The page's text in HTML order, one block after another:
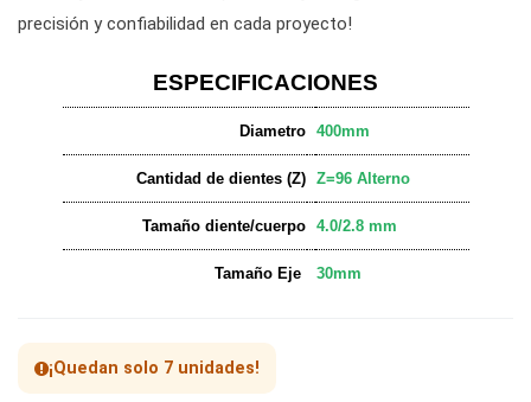
precisión y confiabilidad en cada proyecto!
ESPECIFICACIONES
Diametro 400mm
Cantidad de dientes (Z) Z=96 Alterno
Tamaño diente/cuerpo 4.0/2.8 mm
Tamaño Eje 30mm
¡Quedan solo 7 unidades!